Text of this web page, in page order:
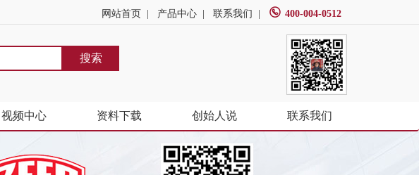
网站首页 产品中心 联系我们 400-004-0512
搜索
视频中心 资料下载 创始人说 联系我们